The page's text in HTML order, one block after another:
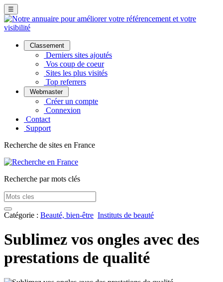
☰
Classement
Derniers sites ajoutés
Vos coup de coeur
Sites les plus visités
Top referrers
Webmaster
Créer un compte
Connexion
Contact
Support
Recherche de sites en France
Recherche par mots clés
Catégorie : Beauté, bien-être Instituts de beauté
Sublimez vos ongles avec des
prestations de qualité